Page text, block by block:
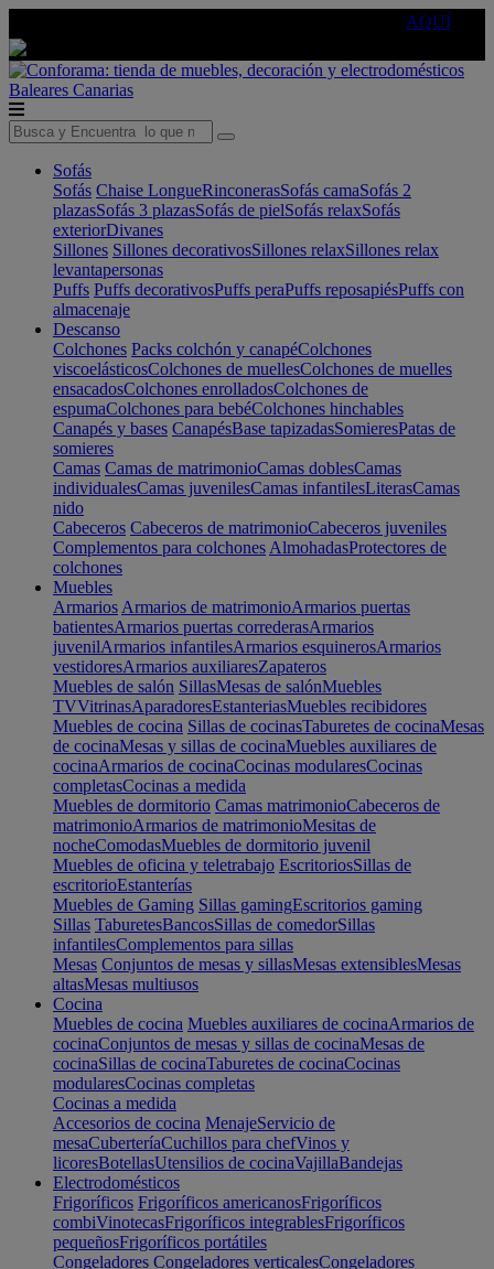
AQUÍ
Baleares Canarias
Sofás
Sofás Chaise LongueRinconerasSofás camaSofás 2
plazasSofás 3 plazasSofás de pielSofás relaxSofás
exteriorDivanes
Sillones Sillones decorativosSillones relaxSillones relax
levantapersonas
Puffs Puffs decorativosPuffs peraPuffs reposapiésPuffs con
almacenaje
Descanso
Colchones Packs colchón y canapéColchones
viscoelásticosColchones de muellesColchones de muelles
ensacadosColchones enrolladosColchones de
espumaColchones para bebéColchones hinchables
Canapés y bases CanapésBase tapizadasSomieresPatas de
somieres
Camas Camas de matrimonioCamas doblesCamas
individualesCamas juvenilesCamas infantilesLiterasCamas
nido
Cabeceros Cabeceros de matrimonioCabeceros juveniles
Complementos para colchones AlmohadasProtectores de
colchones
Muebles
Armarios Armarios de matrimonioArmarios puertas
batientesArmarios puertas correderasArmarios
juvenilArmarios infantilesArmarios esquinerosArmarios
vestidoresArmarios auxiliaresZapateros
Muebles de salón SillasMesas de salónMuebles
TVVitrinasAparadoresEstanteriasMuebles recibidores
Muebles de cocina Sillas de cocinasTaburetes de cocinaMesas
de cocinaMesas y sillas de cocinaMuebles auxiliares de
cocinaArmarios de cocinaCocinas modularesCocinas
completasCocinas a medida
Muebles de dormitorio Camas matrimonioCabeceros de
matrimonioArmarios de matrimonioMesitas de
nocheComodasMuebles de dormitorio juvenil
Muebles de oficina y teletrabajo EscritoriosSillas de
escritorioEstanterías
Muebles de Gaming Sillas gamingEscritorios gaming
Sillas TaburetesBancosSillas de comedorSillas
infantilesComplementos para sillas
Mesas Conjuntos de mesas y sillasMesas extensiblesMesas
altasMesas multiusos
Cocina
Muebles de cocina Muebles auxiliares de cocinaArmarios de
cocinaConjuntos de mesas y sillas de cocinaMesas de
cocinaSillas de cocinaTaburetes de cocinaCocinas
modularesCocinas completas
Cocinas a medida
Accesorios de cocina MenajeServicio de
mesaCuberteríaCuchillos para chefVinos y
licoresBotellasUtensilios de cocinaVajillaBandejas
Electrodomésticos
Frigoríficos Frigoríficos americanosFrigoríficos
combiVinotecasFrigoríficos integrablesFrigoríficos
pequeñosFrigoríficos portátiles
Congeladores Congeladores verticalesCongeladores